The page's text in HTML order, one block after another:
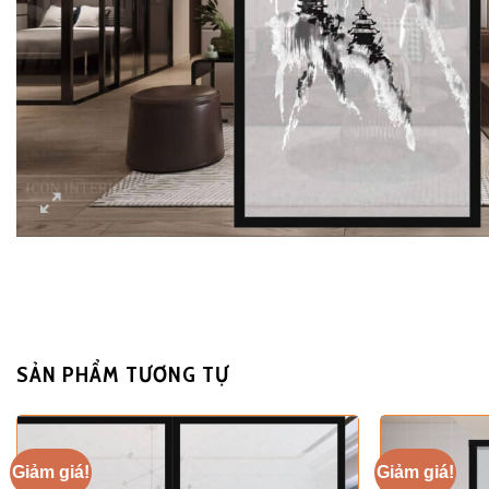
SẢN PHẨM TƯƠNG TỰ
Giảm giá! Giảm giá!